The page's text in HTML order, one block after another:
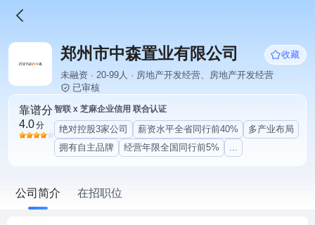
郑州市中森置业有限公司
收藏
未融资 · 20-99人 · 房地产开发经营、房地产开发经营
已审核
靠谱分
4.0分
智联 x 芝麻企业信用 联合认证
绝对控股3家公司 薪资水平全省同行前40%
多产业布局
拥有自主品牌
经营年限全国同行前5% ...
公司简介 在招职位